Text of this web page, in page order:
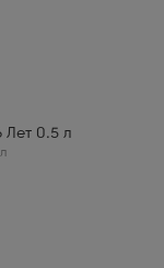
Лет 0.5 л
насыщенный,
горчинка.
качество.